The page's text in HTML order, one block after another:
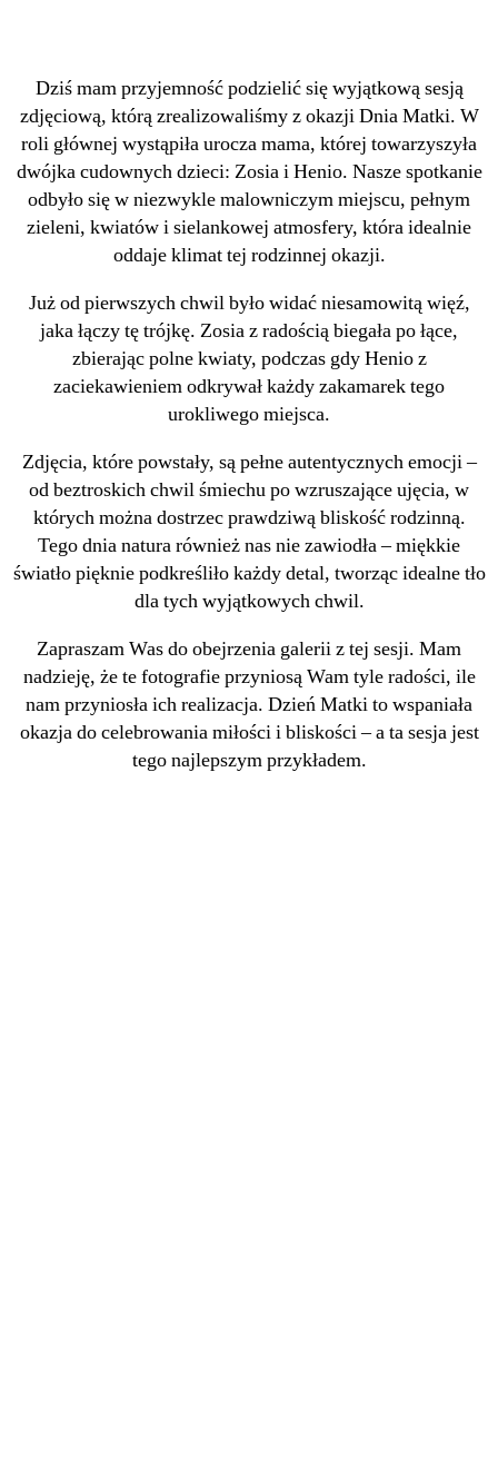
Dziś mam przyjemność podzielić się wyjątkową sesją
zdjęciową, którą zrealizowaliśmy z okazji Dnia Matki. W
roli głównej wystąpiła urocza mama, której towarzyszyła
dwójka cudownych dzieci: Zosia i Henio. Nasze spotkanie
odbyło się w niezwykle malowniczym miejscu, pełnym
zieleni, kwiatów i sielankowej atmosfery, która idealnie
oddaje klimat tej rodzinnej okazji.
Już od pierwszych chwil było widać niesamowitą więź,
jaka łączy tę trójkę. Zosia z radością biegała po łące,
zbierając polne kwiaty, podczas gdy Henio z
zaciekawieniem odkrywał każdy zakamarek tego
urokliwego miejsca.
Zdjęcia, które powstały, są pełne autentycznych emocji –
od beztroskich chwil śmiechu po wzruszające ujęcia, w
których można dostrzec prawdziwą bliskość rodzinną.
Tego dnia natura również nas nie zawiodła – miękkie
światło pięknie podkreśliło każdy detal, tworząc idealne tło
dla tych wyjątkowych chwil.
Zapraszam Was do obejrzenia galerii z tej sesji. Mam
nadzieję, że te fotografie przyniosą Wam tyle radości, ile
nam przyniosła ich realizacja. Dzień Matki to wspaniała
okazja do celebrowania miłości i bliskości – a ta sesja jest
tego najlepszym przykładem.